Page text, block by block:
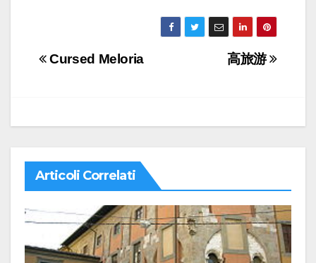
Navigazione
高旅游
Cursed Meloria
Articoli Correlati